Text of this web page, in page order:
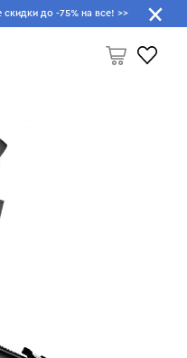
скидки до -75% на все! >>